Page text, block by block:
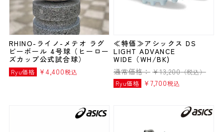
RHINO-ライノ-メテオ ラグ
ビーボール 4号球（ヒーロー
ズカップ公式試合球）
Ryu価格 ¥ 4,400税込
≪特価≫アシックス DS
LIGHT ADVANCE
WIDE（WH/BK)
通常価格： ¥13,200（税込）
Ryu価格
¥ 7,700税込